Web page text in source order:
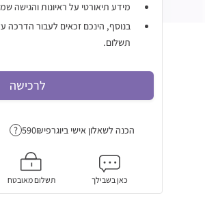
מידע תיאורטי על ראיונות והגישה
בנוסף, הינכם זכאים לעבור הדרכה
תשלום.
לרכישה
הכנה לשאלון אישי ביוגרפי ?
כאן בשבילך תשלום מאובטח